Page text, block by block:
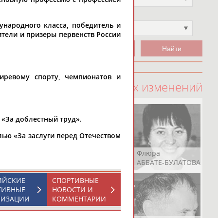
Не выбран
100 последних изменений
Флюра
АББАТЕ-БУЛАТОВА
класса, победитель и
и призеры первенств России
спорту, чемпионатов и
доблестный труд».
«За заслуги перед Отечеством
СПОРТИВНЫЕ
НОВОСТИ И
КОММЕНТАРИИ